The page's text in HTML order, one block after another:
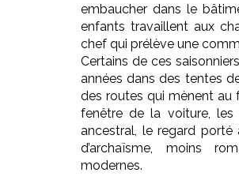
embaucher dans le
enfants travaillent aux
chef qui prélève une
Certains de ces
années dans des tentes
des routes qui mènent au
fenêtre de la voiture, les
ancestral, le regard porté
d’archaïsme, moins
modernes.